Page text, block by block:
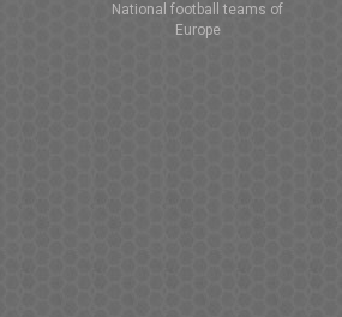
National football teams of
Europe